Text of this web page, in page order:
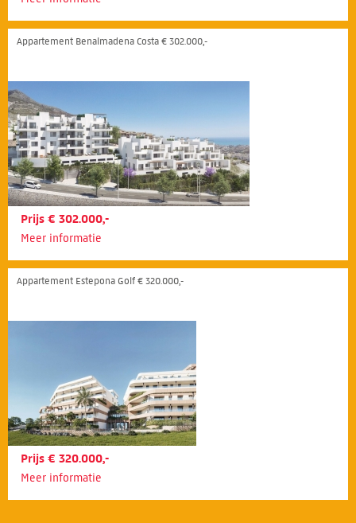
Appartement Benalmadena Costa € 302.000,-
Prijs € 302.000,-
Meer informatie
Appartement Estepona Golf € 320.000,-
Prijs € 320.000,-
Meer informatie